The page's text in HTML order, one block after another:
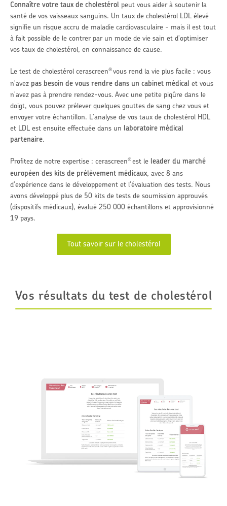
Connaître votre taux de cholestérol peut vous aider à soutenir la
santé de vos vaisseaux sanguins. Un taux de cholestérol LDL élevé
signifie un risque accru de maladie cardiovasculaire - mais il est tout
à fait possible de le contrer par un mode de vie sain et d'optimiser
vos taux de cholestérol, en connaissance de cause.
Le test de cholestérol cerascreen® vous rend la vie plus facile : vous
n'avez pas besoin de vous rendre dans un cabinet médical et vous
n'avez pas à prendre rendez-vous. Avec une petite piqûre dans le
doigt, vous pouvez prélever quelques gouttes de sang chez vous et
envoyer votre échantillon. L'analyse de vos taux de cholestérol HDL
et LDL est ensuite effectuée dans un laboratoire médical
partenaire.
Profitez de notre expertise : cerascreen® est le leader du marché
européen des kits de prélèvement médicaux, avec 8 ans
d'expérience dans le développement et l'évaluation des tests. Nous
avons développé plus de 50 kits de tests de soumission approuvés
(dispositifs médicaux), évalué 250 000 échantillons et approvisionné
19 pays.
Tout savoir sur le cholestérol
Vos résultats du test de cholestérol